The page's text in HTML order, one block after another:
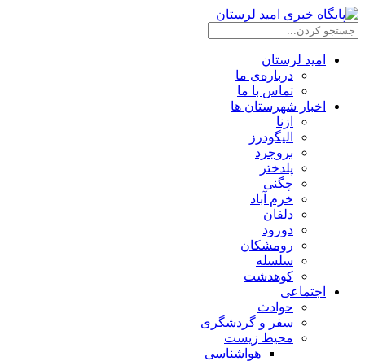
امید لرستان
درباره‌ی ما
تماس با ما
اخبار شهرستان ها
ازنا
الیگودرز
بروجرد
پلدختر
چگنی
خرم آباد
دلفان
دورود
رومشکان
سلسله
کوهدشت
اجتماعی
حوادث
سفر و گردشگری
محیط زیست
هواشناسی